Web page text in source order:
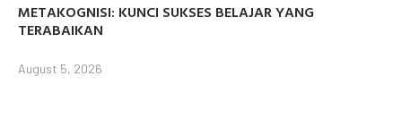
METAKOGNISI: KUNCI SUKSES BELAJAR YANG
TERABAIKAN
August 5, 2026